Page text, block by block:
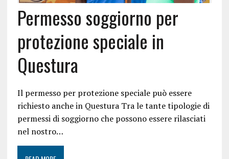
Permesso soggiorno per
protezione speciale in
Questura
Il permesso per protezione speciale può essere
richiesto anche in Questura Tra le tante tipologie di
permessi di soggiorno che possono essere rilasciati
nel nostro…